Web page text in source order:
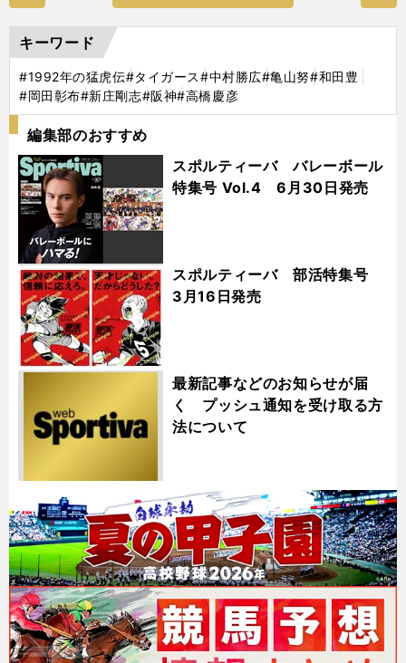
キーワード
#1992年の猛虎伝#タイガース#中村勝広#亀山努#和田豊
#岡田彰布#新庄剛志#阪神#高橋慶彦
編集部のおすすめ
スポルティーバ バレーボール
特集号 Vol.4 6月30日発売
スポルティーバ 部活特集号
3月16日発売
最新記事などのお知らせが届
く プッシュ通知を受け取る方
法について